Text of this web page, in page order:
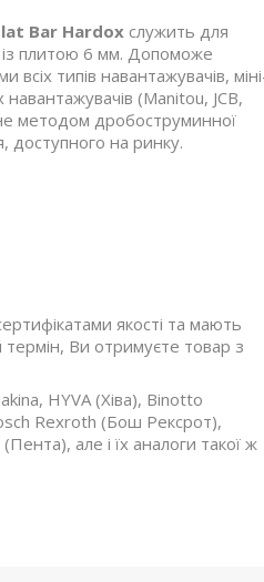
Bar Hardox служить для
із плитою 6 мм. Допоможе
типів навантажувачів,
(Manitou, JCB,
методом дробоструминної
доступного на ринку.
якості та мають
Ви отримуєте товар з
HYVA (Хіва), Binotto
Rexroth (Бош Рексрот),
але і їх аналоги такої ж